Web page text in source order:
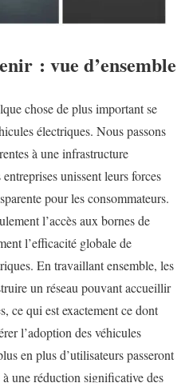
: vue d’ensemble
chose de plus important se
électriques. Nous passons
à une infrastructure
unissent leurs forces
pour les consommateurs.
l’accès aux bornes de
l’efficacité globale de
En travaillant ensemble, les
un réseau pouvant accueillir
ce qui est exactement ce dont
l’adoption des véhicules
en plus d’utilisateurs passeront
une réduction significative des